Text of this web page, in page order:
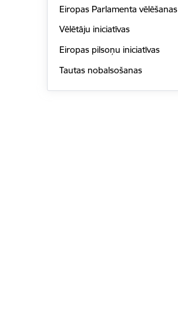
Eiropas Parlamenta vēlēšanas
Vēlētāju iniciatīvas
Eiropas pilsoņu iniciatīvas
Tautas nobalsošanas